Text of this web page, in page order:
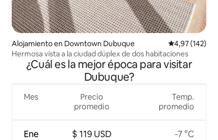
Alojamiento en Downtown Dubuque Calificación
4,97 (142)
Hermosa vista a la ciudad dúplex de dos habitaciones
¿Cuál es la mejor época para visitar
Dubuque?
Mes
Ene
Precio
promedio
$ 119 USD
Temp.
promedio
-7 °C